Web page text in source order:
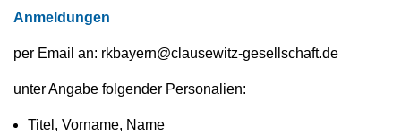
Anmeldungen
per Email an: rkbayern@clausewitz-gesellschaft.de
unter Angabe folgender Personalien:
Titel, Vorname, Name